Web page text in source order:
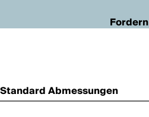
Standard Abmessungen